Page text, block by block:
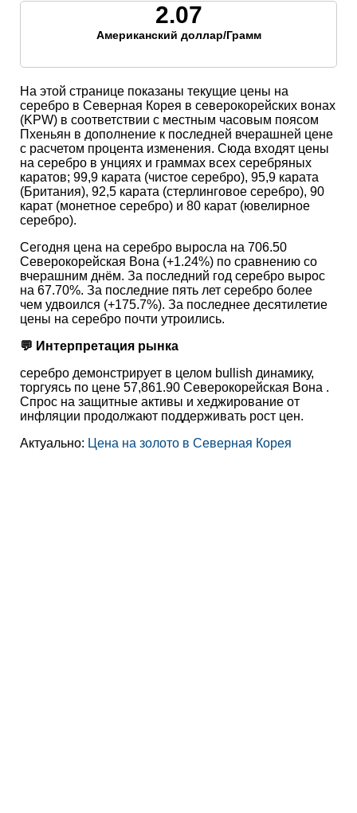
2.07
Американский доллар/Грамм
На этой странице показаны текущие цены на
серебро в Северная Корея в северокорейских вонах
(KPW) в соответствии с местным часовым поясом
Пхеньян в дополнение к последней вчерашней цене
с расчетом процента изменения. Сюда входят цены
на серебро в унциях и граммах всех серебряных
каратов; 99,9 карата (чистое серебро), 95,9 карата
(Британия), 92,5 карата (стерлинговое серебро), 90
карат (монетное серебро) и 80 карат (ювелирное
серебро).
Сегодня цена на серебро выросла на 706.50
Северокорейская Вона (+1.24%) по сравнению со
вчерашним днём. За последний год серебро вырос
на 67.70%. За последние пять лет серебро более
чем удвоился (+175.7%). За последнее десятилетие
цены на серебро почти утроились.
💬 Интерпретация рынка
серебро демонстрирует в целом bullish динамику,
торгуясь по цене 57,861.90 Северокорейская Вона .
Спрос на защитные активы и хеджирование от
инфляции продолжают поддерживать рост цен.
Актуально: Цена на золото в Северная Корея